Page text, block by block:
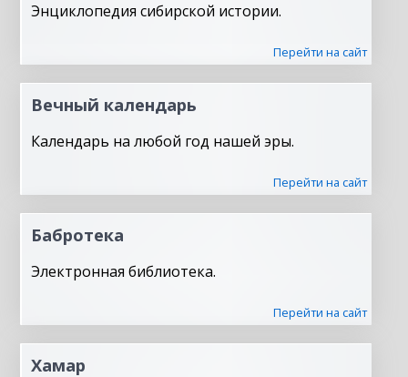
Энциклопедия сибирской истории.
Перейти на сайт
Вечный календарь
Календарь на любой год нашей эры.
Перейти на сайт
Бабротека
Электронная библиотека.
Перейти на сайт
Хамар